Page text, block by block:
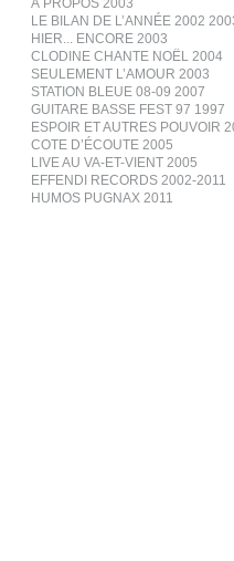
À PROPOS 2003
LE BILAN DE L’ANNÉE 2002
HIER... ENCORE 2003
CLODINE CHANTE NOËL 2004
SEULEMENT L’AMOUR 2003
STATION BLEUE 08-09 2007
GUITARE BASSE FEST 97 1997
ESPOIR ET AUTRES POUVOIR
COTE D’ÉCOUTE 2005
LIVE AU VA-ET-VIENT 2005
EFFENDI RECORDS 2002-2011
HUMOS PUGNAX 2011